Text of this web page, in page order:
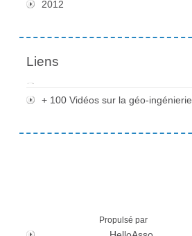
2012
Liens
+ 100 Vidéos sur la géo-ingénierie
Propulsé par